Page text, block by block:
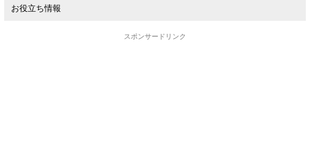
お役立ち情報
スポンサードリンク